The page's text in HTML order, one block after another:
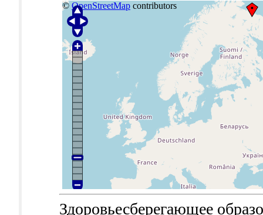
© OpenStreetMap contributors
Здоровьесберегающее